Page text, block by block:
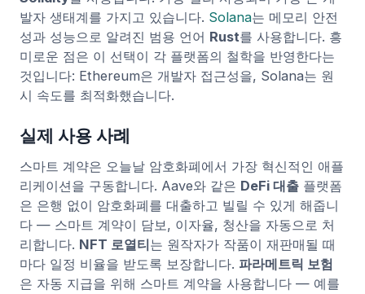
발자 생태계를 가지고 있습니다. Solana는 메모리 안전
성과 성능으로 알려진 범용 언어 Rust를 사용합니다. 흥
미로운 점은 이 선택이 각 플랫폼의 철학을 반영한다는
것입니다: Ethereum은 개발자 접근성을, Solana는 원
시 속도를 최적화했습니다.
실제 사용 사례
스마트 계약은 오늘날 암호화폐에서 가장 혁신적인 애플
리케이션을 구동합니다. Aave와 같은 DeFi 대출 플랫폼
은 은행 없이 암호화폐를 대출하고 빌릴 수 있게 해줍니
다 — 스마트 계약이 담보, 이자율, 청산을 자동으로 처
리합니다. NFT 로열티는 원작자가 작품이 재판매될 때
마다 일정 비율을 받도록 보장합니다. 파라메트릭 보험
은 자동 지급을 위해 스마트 계약을 사용합니다 — 예를